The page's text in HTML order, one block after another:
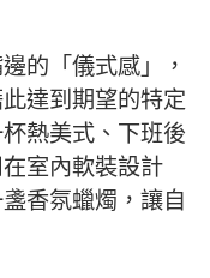
的「儀式感」，
達到期望的特定
熱美式、下班後
室內軟裝設計
香氛蠟燭，讓自